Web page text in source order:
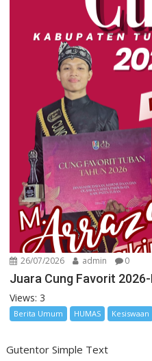
26/07/2026 admin 0
Juara Cung Favorit
Views: 3
Berita Umum HUMAS Kesiswaan
Gutentor Simple Text